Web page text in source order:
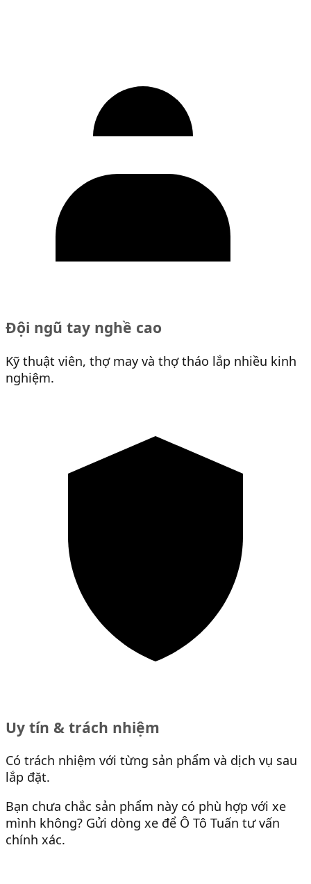
Đội ngũ tay nghề cao
Kỹ thuật viên, thợ may và thợ tháo lắp nhiều kinh
nghiệm.
Uy tín & trách nhiệm
Có trách nhiệm với từng sản phẩm và dịch vụ sau
lắp đặt.
Bạn chưa chắc sản phẩm này có phù hợp với xe
mình không? Gửi dòng xe để Ô Tô Tuấn tư vấn
chính xác.